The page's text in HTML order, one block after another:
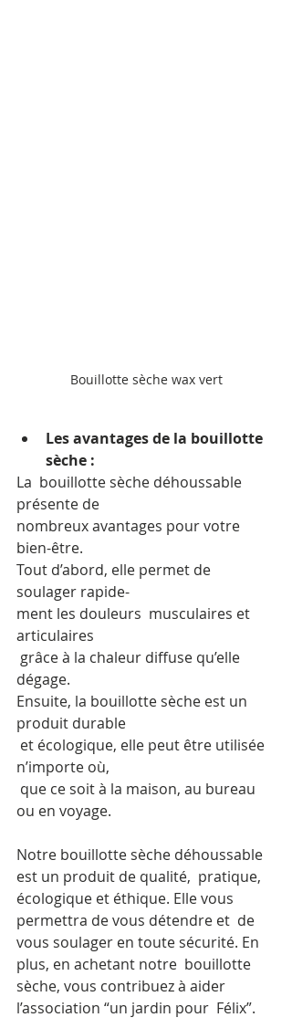
Bouillotte sèche wax vert
Les avantages de la bouillotte
sèche :
La  bouillotte sèche déhoussable
présente de
nombreux avantages pour votre
bien-être.
Tout d’abord, elle permet de
soulager rapide-
ment les douleurs  musculaires et
articulaires
dégage.
Ensuite, la bouillotte sèche est un
produit durable
n’importe où,
ou en voyage.
Notre bouillotte sèche déhoussable
est un produit de qualité,  pratique,
écologique et éthique. Elle vous
permettra de vous détendre et  de
vous soulager en toute sécurité. En
plus, en achetant notre  bouillotte
sèche, vous contribuez à aider
l’association “un jardin pour  Félix”.